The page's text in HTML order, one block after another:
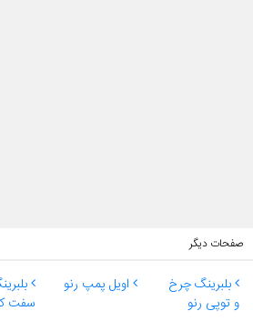
صفحات دیگر
بلبرینگ چرخ
و توپی رنو
اویل پمپ رنو
سفت